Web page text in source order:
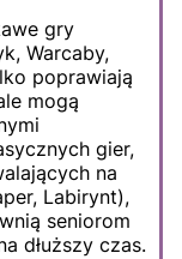
gry
Warcaby,
poprawiają
mogą
gier,
na
Labirynt),
seniorom
dłuższy czas.